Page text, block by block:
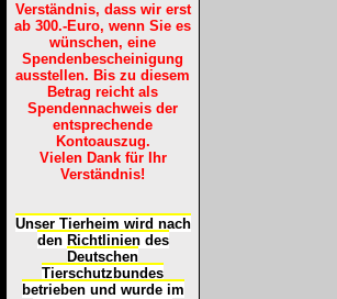
Verständnis, dass wir erst
ab 300.-Euro, wenn Sie es
wünschen, eine
Spendenbescheinigung
ausstellen. Bis zu diesem
Betrag reicht als
Spendennachweis der
entsprechende
Kontoauszug.
Vielen Dank für Ihr
Verständnis!
Unser Tierheim wird nach
den Richtlinien des
Deutschen
Tierschutzbundes
betrieben und wurde im